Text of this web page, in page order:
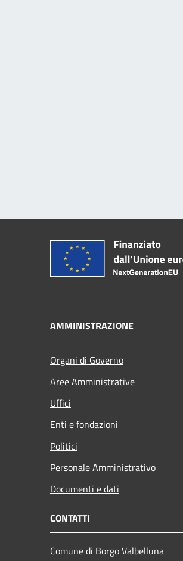
AMMINISTRAZIONE
Organi di Governo
Aree Amministrative
Uffici
Enti e fondazioni
Politici
Personale Amministrativo
Documenti e dati
CONTATTI
Comune di Borgo Valbelluna